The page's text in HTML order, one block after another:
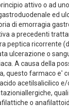
attivo o ad
ed
di emorragia
a precedenti
peptica ricorrente
ulcerazione o
A causa della
questo farmaco e'
acetilsalicilico e/
o